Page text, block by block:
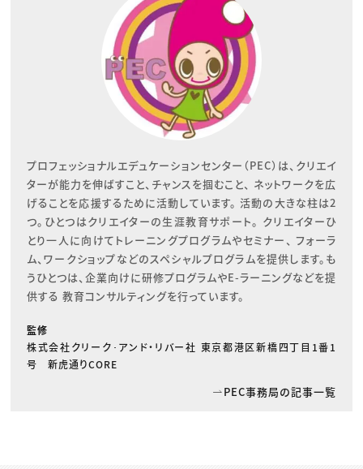
プロフェッショナルエデュケーションセンター（PEC）は、クリエイ
ターが能力を伸ばすこと、チャンスを掴むこと、 ネットワークを広
げることを応援するために活動しています。 活動の大きな柱は2
つ。ひとつはクリエイターの生涯教育サポート。 クリエイターひ
とり一人に向けてトレーニングプログラムやセミナー、 フォーラ
ム、ワークショップなどのスペシャルプログラムを提供します。も
うひとつは、企業向けに研修プログラムやE-ラーニングなどを提
供する 教育コンサルティングを行っています。
監修
株式会社クリーク･アンド・リバー社 東京都港区新橋四丁目1番1
号 新虎通りCORE
PEC事務局の記事一覧